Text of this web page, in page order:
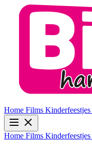
Home Films Kinderfeestjes
Home Films Kinderfeestjes